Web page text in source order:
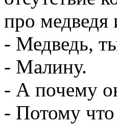
про медведя
- Медведь,
- Малину.
- А почему
- Потому